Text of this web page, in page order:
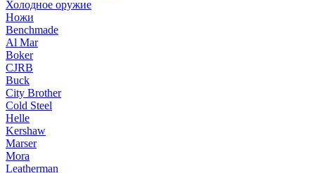
Холодное оружие
Ножи
Benchmade
Al Mar
Boker
CJRB
Buck
City Brother
Cold Steel
Helle
Kershaw
Marser
Mora
Leatherman